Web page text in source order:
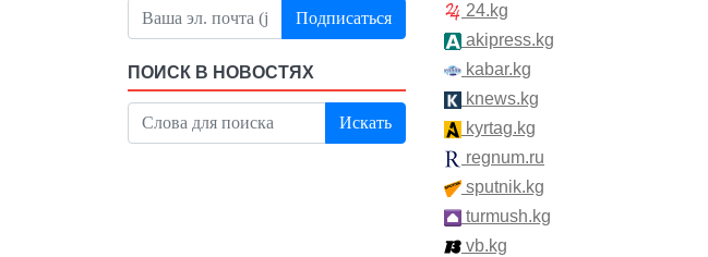
Подписаться
ПОИСК В НОВОСТЯХ
Искать
24.kg
akipress.kg
kabar.kg
knews.kg
kyrtag.kg
regnum.ru
sputnik.kg
turmush.kg
vb.kg